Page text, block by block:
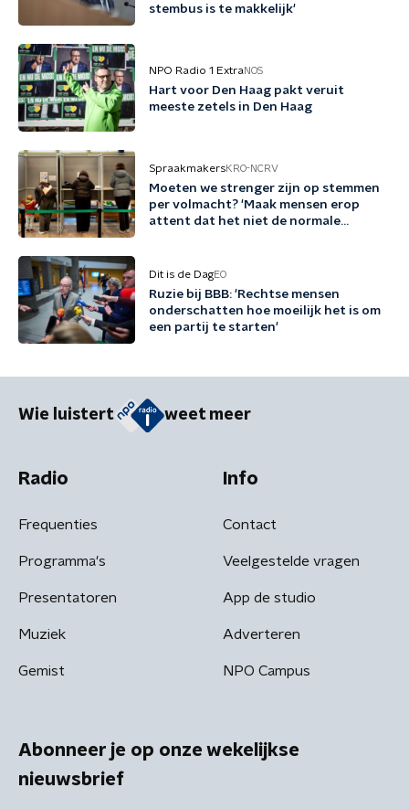
stembus is te makkelijk'
NPO Radio 1 Extra NOS
Hart voor Den Haag pakt veruit
meeste zetels in Den Haag
SpraakmakersKRO-NCRV
Moeten we strenger zijn op stemmen
per volmacht? 'Maak mensen erop
attent dat het niet de normale
Dit is de DagEO
Ruzie bij BBB: 'Rechtse mensen
onderschatten hoe moeilijk het is om
een partij te starten'
Wie luistert weet meer
Radio
Frequenties
Programma's
Presentatoren
Muziek
Gemist
Info
Contact
Veelgestelde vragen
App de studio
Adverteren
NPO Campus
Abonneer je op onze wekelijkse
nieuwsbrief